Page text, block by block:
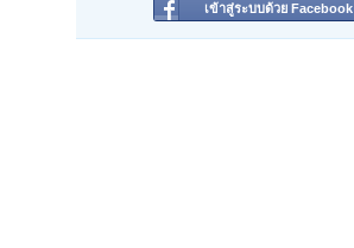
เข้าสู่ระบบด้วย Facebook